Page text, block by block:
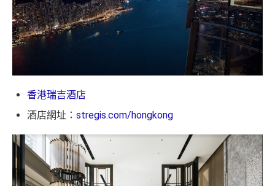
香港瑞吉酒店
酒店網址： stregis.com/hongkong